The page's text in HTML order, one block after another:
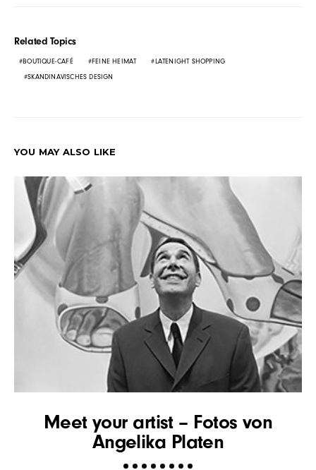
Related Topics
BOUTIQUE-CAFÉ FEINE HEIMAT
LATENIGHT SHOPPING
SKANDINAVISCHES DESIGN
YOU MAY ALSO LIKE
Meet your artist – Fotos von
Angelika Platen